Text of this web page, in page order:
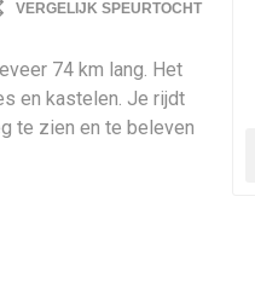
VERGELIJK SPEURTOCHT
74 km lang. Het
en kastelen. Je rijdt
te zien en te beleven